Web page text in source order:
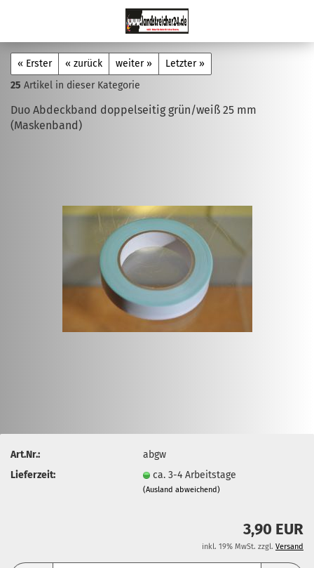
« Erster « zurück weiter »
Letzter »
25 Artikel in dieser Kategorie
Duo Abdeckband doppelseitig grün/weiß 25 mm
(Maskenband)
Art.Nr.:
abgw
Lieferzeit:
ca. 3-4 Arbeitstage
(Ausland abweichend)
3,90 EUR
inkl. 19% MwSt. zzgl. Versand